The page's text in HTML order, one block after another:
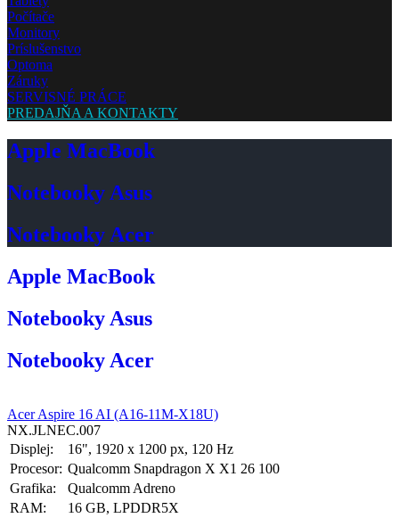
Počítače
Monitory
Príslušenstvo
Optoma
Záruky
SERVISNÉ PRÁCE
PREDAJŇA A KONTAKTY
Apple MacBook
Notebooky Asus
Notebooky Acer
Apple MacBook
Notebooky Asus
Notebooky Acer
Acer Aspire 16 AI (A16-11M-X18U)
NX.JLNEC.007
Displej:
16", 1920 x 1200 px, 120 Hz
Procesor: Qualcomm Snapdragon X X1 26 100
Grafika:
Qualcomm Adreno
RAM:
16 GB, LPDDR5X